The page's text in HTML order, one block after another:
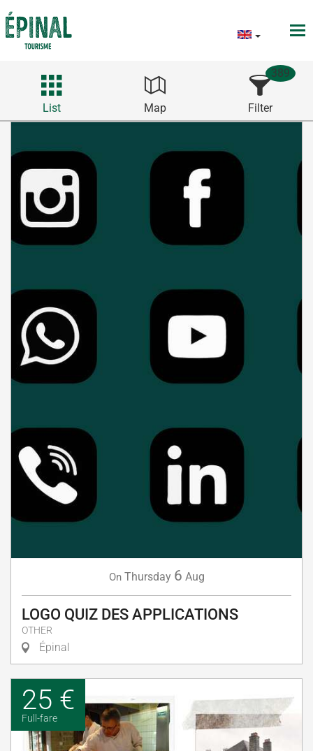
List Map Filter
389
On Thursday 6 Aug
LOGO QUIZ DES APPLICATIONS
OTHER
Épinal
25 €
Full-fare